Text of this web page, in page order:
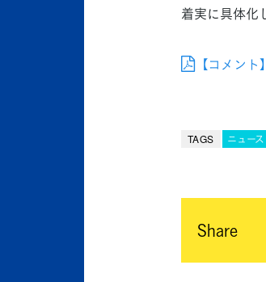
着実に具体化
【コメン
TAGS ニュース
Share